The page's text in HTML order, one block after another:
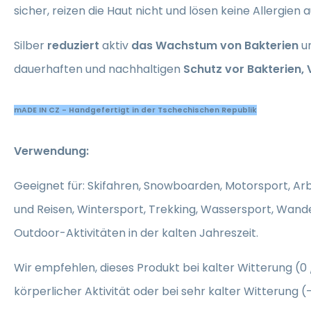
sicher, reizen die Haut nicht und lösen keine Allergien
Silber reduziert aktiv das Wachstum von Bakterien
dauerhaften und nachhaltigen Schutz vor Bakterien,
mADE IN CZ - Handgefertigt in der Tschechischen Republik
Verwendung:
Geeignet für: Skifahren, Snowboarden, Motorsport,
und Reisen, Wintersport, Trekking, Wassersport,
Outdoor-Aktivitäten in der kalten Jahreszeit.
Wir empfehlen, dieses Produkt bei kalter Witterung (0
körperlicher Aktivität oder bei sehr kalter Witterung